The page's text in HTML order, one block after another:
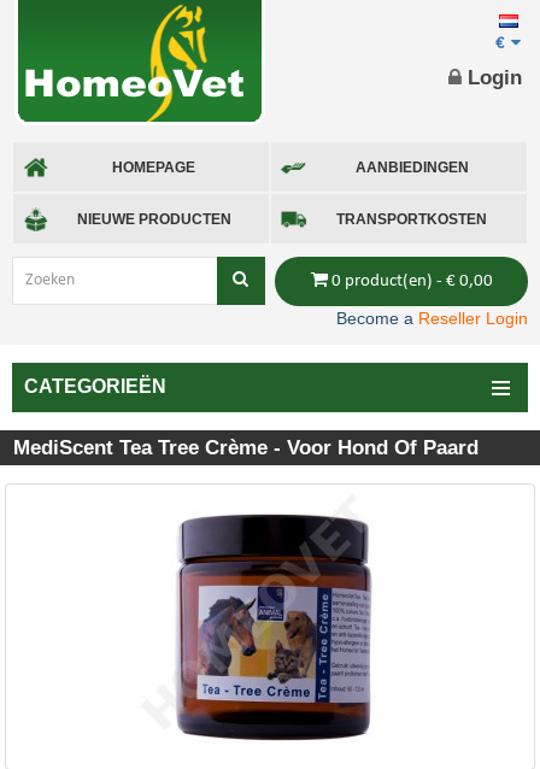
HOMEPAGE AANBIEDINGEN
NIEUWE PRODUCTEN TRANSPORTKOSTEN
€
0 product(en) - € 0,00
Login
Become a Reseller Login
CATEGORIEËN
MediScent Tea Tree Crème - Voor Hond Of Paard